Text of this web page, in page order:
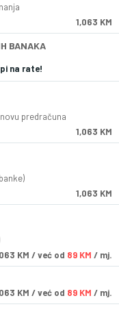
1,063 KM
BANAKA
na rate!
predračuna
1,063 KM
1,063 KM
KM / već od 89 KM / mj.
KM / već od 89 KM / mj.